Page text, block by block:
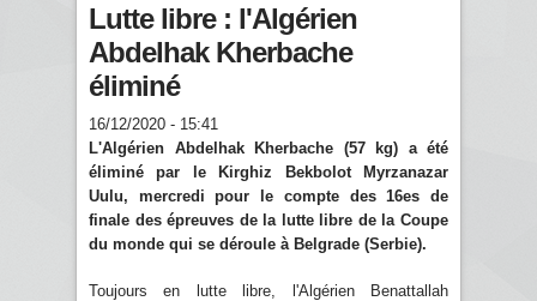
Lutte libre : l'Algérien
Abdelhak Kherbache
éliminé
16/12/2020 - 15:41
L'Algérien Abdelhak Kherbache (57 kg) a été
éliminé par le Kirghiz Bekbolot Myrzanazar
Uulu, mercredi pour le compte des 16es de
finale des épreuves de la lutte libre de la Coupe
du monde qui se déroule à Belgrade (Serbie).
Toujours en lutte libre, l'Algérien Benattallah